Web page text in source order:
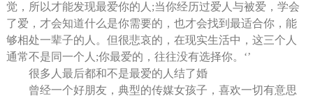
觉，所以才能发现最爱你的人;当你经历过爱人与被爱，学会
了爱，才会知道什么是你需要的，也才会找到最适合你，能
够相处一辈子的人。但很悲哀的，在现实生活中，这三个人
通常不是同一个人;你最爱的，往往没有选择你。‘’
很多人最后都和不是最爱的人结了婚
曾经一个好朋友，典型的传媒女孩子，喜欢一切有意思